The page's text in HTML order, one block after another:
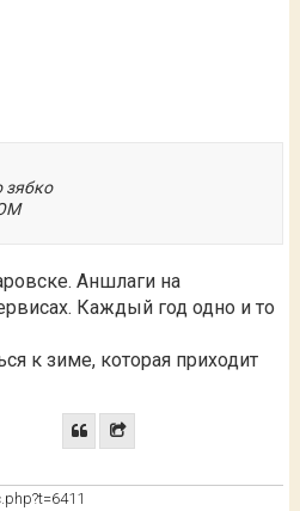
зябко
Аншлаги на
Каждый год одно и то
к зиме, которая приходит